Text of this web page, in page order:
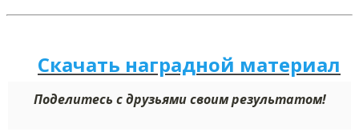
Скачать наградной материал
Поделитесь с друзьями своим результатом!